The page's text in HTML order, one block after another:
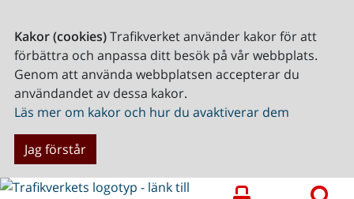
Kakor (cookies)Trafikverket använder kakor för att
förbättra och anpassa ditt besök på vår webbplats.
Genom att använda webbplatsen accepterar du
användandet av dessa kakor.
Läs mer om kakor och hur du avaktiverar dem
Jag förstår